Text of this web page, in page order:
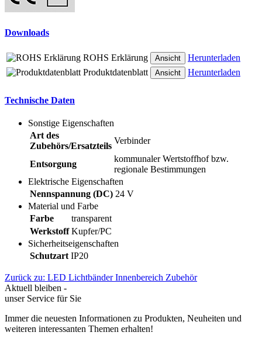
Downloads
ROHS Erklärung Ansicht
Herunterladen
Produktdatenblatt
Ansicht Herunterladen
Technische Daten
Sonstige Eigenschaften
Art des
Zubehörs/Ersatzteils
Verbinder
Entsorgung
kommunaler Wertstoffhof bzw.
regionale Bestimmungen
Elektrische Eigenschaften
Nennspannung (DC) 24 V
Material und Farbe
Farbe
transparent
Werkstoff Kupfer/PC
Sicherheitseigenschaften
Schutzart IP20
Zurück zu: LED Lichtbänder Innenbereich Zubehör
Aktuell bleiben -
unser Service für Sie
Immer die neuesten Informationen zu Produkten, Neuheiten und
weiteren interessanten Themen erhalten!